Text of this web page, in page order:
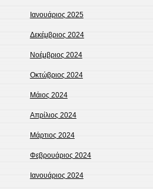
Ιανουάριος 2025
Δεκέμβριος 2024
Νοέμβριος 2024
Οκτώβριος 2024
Μάιος 2024
Απρίλιος 2024
Μάρτιος 2024
Φεβρουάριος 2024
Ιανουάριος 2024